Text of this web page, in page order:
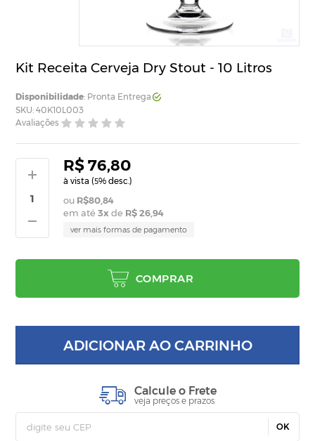
Kit Receita Cerveja Dry Stout - 10 Litros
Disponibilidade: Pronta Entrega
SKU: 40K10L003
Avaliações
R$ 76,80
à vista (5% desc.)
R$80,84
em até3x de R$ 26,94
ver mais formas de pagamento
COMPRAR
ADICIONAR AO CARRINHO
Calcule o Frete
veja preços e prazos
OK